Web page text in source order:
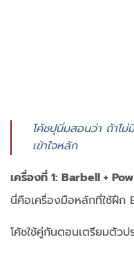
โค้ชปุนิ่มสอนว่า ถ้าไ
เข้าใจหลัก
เครื่องที่ 1: Barbell +
นี่คือเครื่องมือหลักที่ใช้ฝึก
โค้ชใช้คู่กันตอนเตรียมตัวป